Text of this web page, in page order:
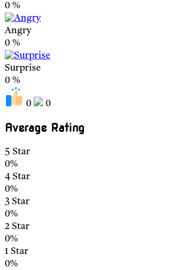
0 %
Angry
0 %
Surprise
0 %
0 0
Average Rating
5 Star
0%
4 Star
0%
3 Star
0%
2 Star
0%
1 Star
0%